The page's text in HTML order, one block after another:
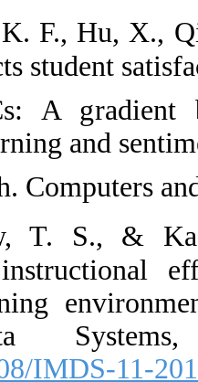
28.  Hew, K.
What predicts
29. MOOCs:
machine
30. approach.
31.  Hew,
Predicting
virtual learning
and Data
[DOI:10.1108/